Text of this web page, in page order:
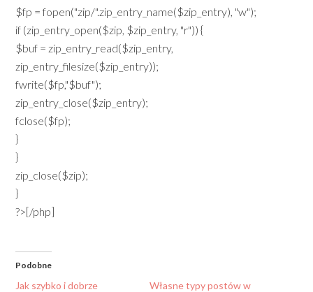
$fp = fopen("zip/".zip_entry_name($zip_entry), "w");
if (zip_entry_open($zip, $zip_entry, "r")) {
$buf = zip_entry_read($zip_entry,
zip_entry_filesize($zip_entry));
fwrite($fp,"$buf");
zip_entry_close($zip_entry);
fclose($fp);
}
}
zip_close($zip);
}
?>[/php]
Podobne
Jak szybko i dobrze
Własne typy postów w